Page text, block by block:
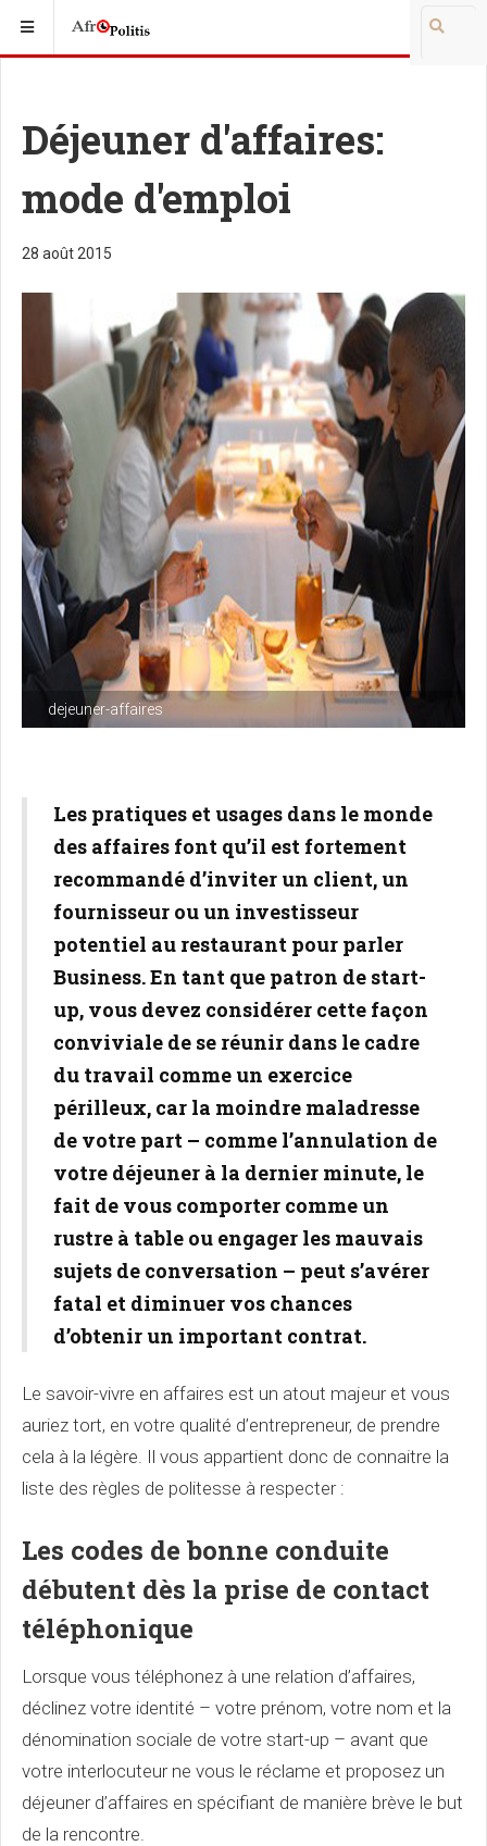
Déjeuner d'affaires:
mode d'emploi
28 août 2015
dejeuner-affaires
Les pratiques et usages dans le monde
des affaires font qu’il est fortement
recommandé d’inviter un client, un
fournisseur ou un investisseur
potentiel au restaurant pour parler
Business. En tant que patron de start-
up, vous devez considérer cette façon
conviviale de se réunir dans le cadre
du travail comme un exercice
périlleux, car la moindre maladresse
de votre part – comme l’annulation de
votre déjeuner à la dernier minute, le
fait de vous comporter comme un
rustre à table ou engager les mauvais
sujets de conversation – peut s’avérer
fatal et diminuer vos chances
d’obtenir un important contrat.
Le savoir-vivre en affaires est un atout majeur et vous
auriez tort, en votre qualité d’entrepreneur, de prendre
cela à la légère. Il vous appartient donc de connaitre la
liste des règles de politesse à respecter :
Les codes de bonne conduite
débutent dès la prise de contact
téléphonique
Lorsque vous téléphonez à une relation d’affaires,
déclinez votre identité – votre prénom, votre nom et la
dénomination sociale de votre start-up – avant que
votre interlocuteur ne vous le réclame et proposez un
déjeuner d’affaires en spécifiant de manière brève le but
de la rencontre.